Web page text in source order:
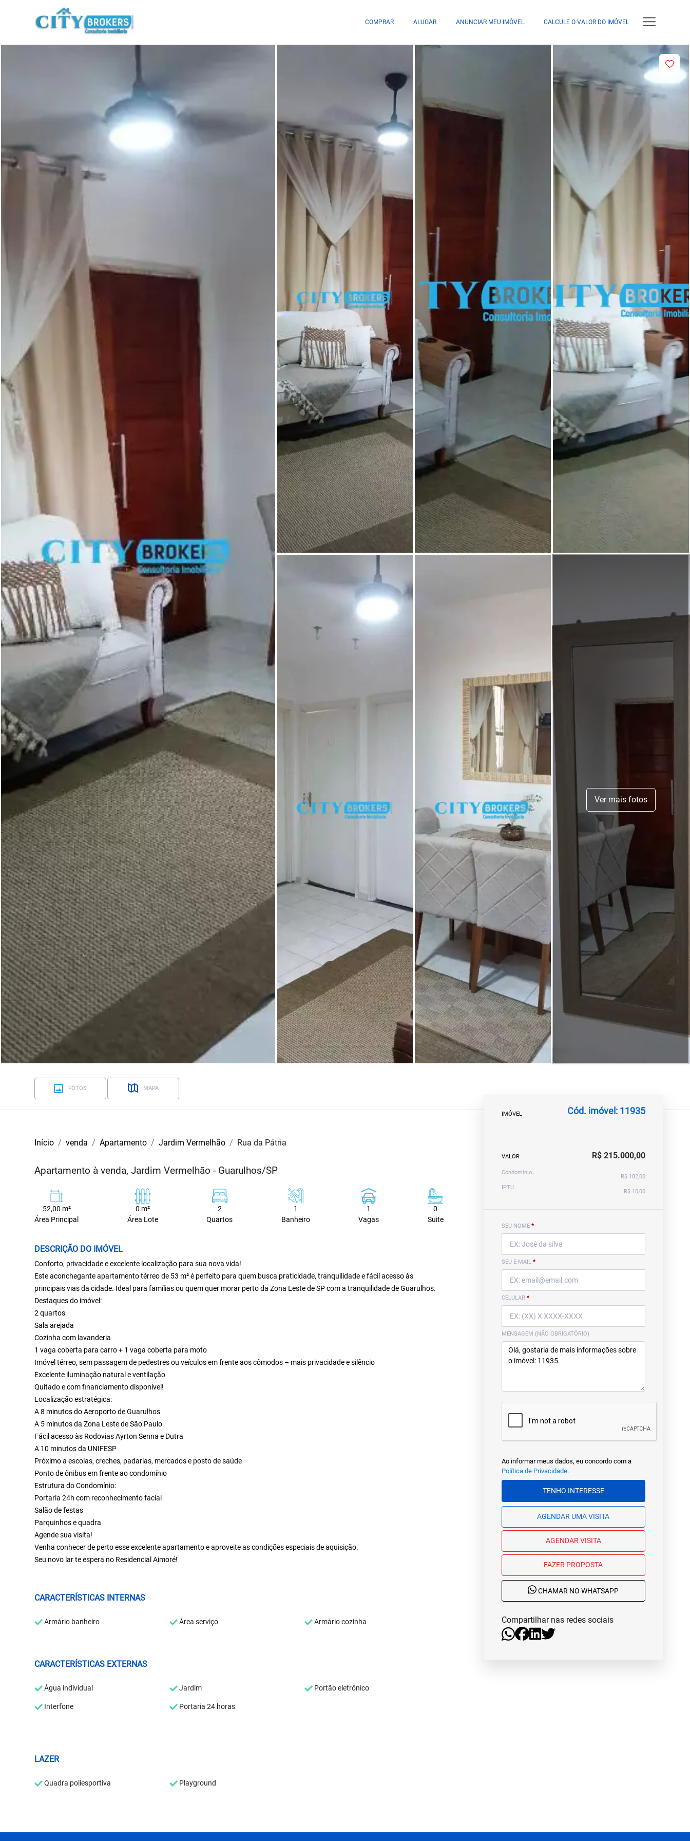
COMPRAR ALUGAR ANUNCIAR MEU IMÓVEL CALCULE O VALOR DO IMÓVEL
Ver mais fotos
FOTOS MAPA
Início venda Apartamento Jardim Vermelhão Rua da Pátria
Apartamento à venda, Jardim Vermelhão - Guarulhos/SP
52,00 m²
Área Principal
0 m²
Área Lote
2
Quartos
1
Banheiro
1
Vagas
0
Suite
DESCRIÇÃO DO IMÓVEL
Conforto, privacidade e excelente localização para sua nova vida!
Este aconchegante apartamento térreo de 53 m² é perfeito para quem busca praticidade, tranquilidade e fácil acesso às
principais vias da cidade. Ideal para famílias ou quem quer morar perto da Zona Leste de SP com a tranquilidade de Guarulhos.
Destaques do imóvel:
2 quartos
Sala arejada
Cozinha com lavanderia
1 vaga coberta para carro + 1 vaga coberta para moto
Imóvel térreo, sem passagem de pedestres ou veículos em frente aos cômodos – mais privacidade e silêncio
Excelente iluminação natural e ventilação
Quitado e com financiamento disponível!
Localização estratégica:
A 8 minutos do Aeroporto de Guarulhos
A 5 minutos da Zona Leste de São Paulo
Fácil acesso às Rodovias Ayrton Senna e Dutra
A 10 minutos da UNIFESP
Próximo a escolas, creches, padarias, mercados e posto de saúde
Ponto de ônibus em frente ao condomínio
Estrutura do Condomínio:
Portaria 24h com reconhecimento facial
Salão de festas
Parquinhos e quadra
Agende sua visita!
Venha conhecer de perto esse excelente apartamento e aproveite as condições especiais de aquisição.
Seu novo lar te espera no Residencial Aimoré!
CARACTERÍSTICAS INTERNAS
Armário banheiro Área serviço Armário cozinha
CARACTERÍSTICAS EXTERNAS
Água individual Jardim Portão eletrônico
Interfone Portaria 24 horas
LAZER
Quadra poliesportiva Playground
IMÓVEL Cód. imóvel: 11935
VALOR R$ 215.000,00
Condomínio
R$ 182,00
IPTU
R$ 10,00
SEU NOME *
SEU E-MAIL *
CELULAR *
MENSAGEM (NÃO OBRIGATÓRIO)
Ao informar meus dados, eu concordo com a
Política de Privacidade.
TENHO INTERESSE
AGENDAR UMA VISITA
AGENDAR VISITA
FAZER PROPOSTA
CHAMAR NO WHATSAPP
Compartilhar nas redes sociais